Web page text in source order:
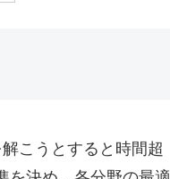
こうとすると時間超